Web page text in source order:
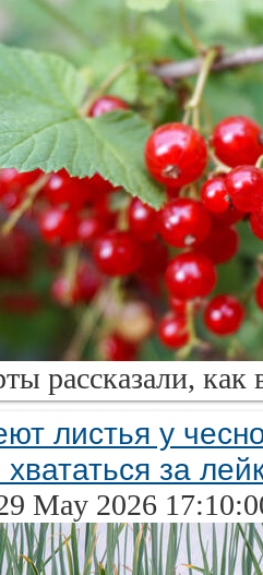
рассказали,
листья у
за
May 2026